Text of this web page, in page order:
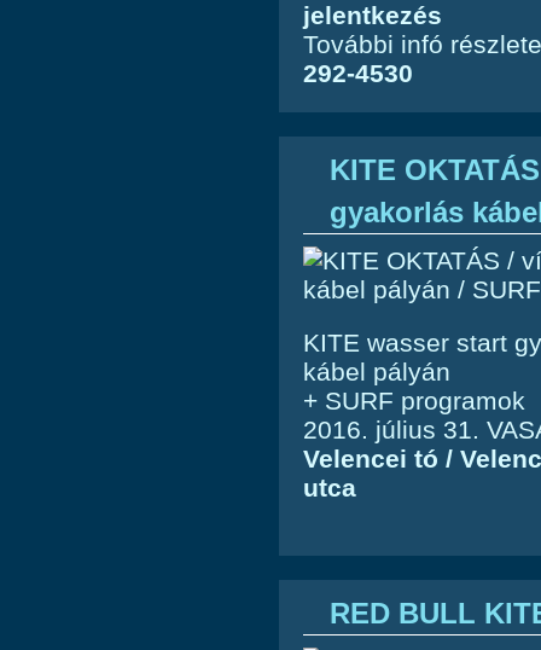
jelentkezés
További infó
292-4530
KITE
gyakorlás
KITE wasser start
kábel pályán
+ SURF programok
2016. július 31.
Velencei tó /
utca
RED BULL